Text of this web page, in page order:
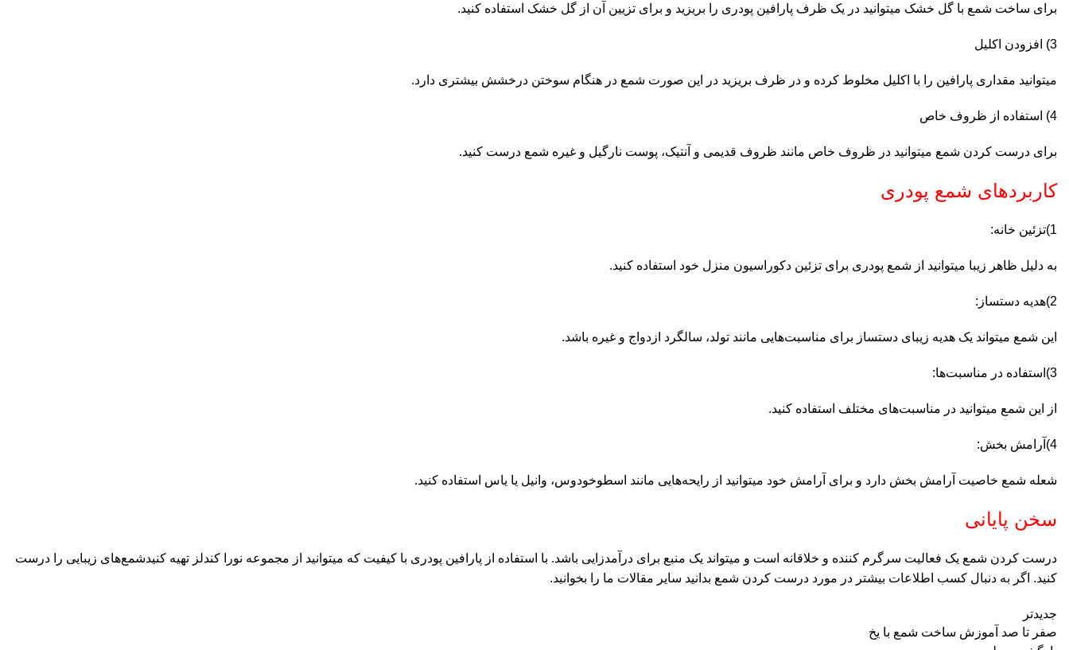
برای ساخت شمع با گل خشک میتوانید در یک ظرف پارافین پودری را بریزید و برای تزیین آن از گل خشک استفاده کنید.
3) افزودن اکلیل
میتوانید مقداری پارافین را با اکلیل مخلوط کرده و در ظرف بریزید در این صورت شمع در هنگام سوختن درخشش بیشتری دارد.
4) استفاده از ظروف خاص
برای درست کردن شمع میتوانید در ظروف خاص مانند ظروف قدیمی و آنتیک، پوست نارگیل و غیره شمع درست کنید.
کاربرد‌های شمع پودری
1)تزئین خانه:
به دلیل ظاهر زیبا میتوانید از شمع پودری برای تزئین دکوراسیون منزل خود استفاده کنید.
2)هدیه دستساز:
این شمع میتواند یک هدیه زیبای دستساز برای مناسبت‌هایی مانند تولد، سالگرد ازدواج و غیره باشد.
3)استفاده در مناسبت‌ها:
از این شمع میتوانید در مناسبت‌های مختلف استفاده کنید.
4)آرامش بخش:
شعله شمع خاصیت آرامش بخش دارد و برای آرامش خود میتوانید از رایحه‌هایی مانند اسطوخودوس، وانیل یا یاس استفاده کنید.
سخن پایانی
درست کردن شمع یک فعالیت سرگرم کننده و خلاقانه است و میتواند یک منبع برای درآمدزایی باشد. با استفاده از پارافین پودری با کیفیت که میتوانید از مجموعه نورا کندلز تهیه کنیدشمع‌های زیبایی را درست
کنید. اگر به دنبال کسب اطلاعات بیشتر در مورد درست کردن شمع بدانید سایر مقالات ما را بخوانید.
جدیدتر
صفر تا صد آموزش ساخت شمع با یخ